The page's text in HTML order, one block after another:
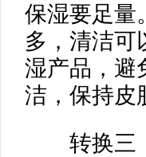
保湿要足量
多，清洁可
湿产品，避
洁，保持皮
转换三：